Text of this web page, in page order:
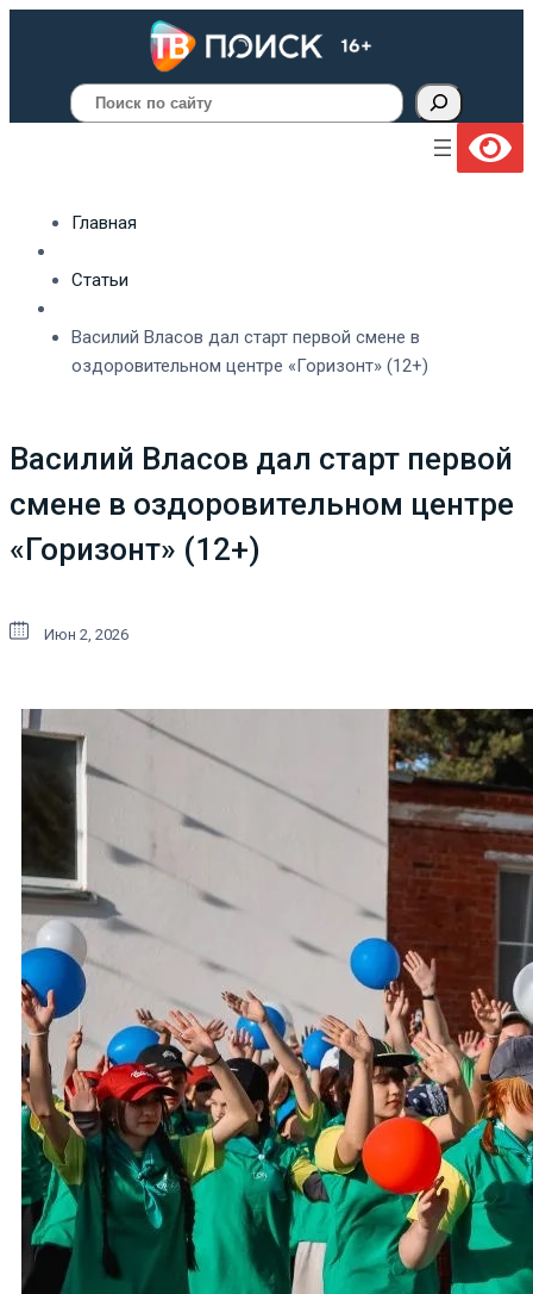
Поиск
Главная
Статьи
Василий Власов дал старт первой смене в
оздоровительном центре «Горизонт» (12+)
Василий Власов дал старт первой
смене в оздоровительном центре
«Горизонт» (12+)
Июн 2, 2026